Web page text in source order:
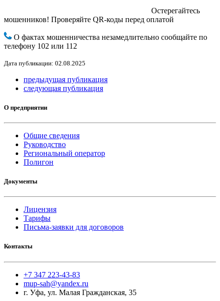
Остерегайтесь
мошенников! Проверяйте QR-коды перед оплатой
О фактах мошенничества незамедлительно сообщайте по
телефону 102 или 112
Дата публикации: 02.08.2025
предыдущая публикация
следующая публикация
О предприятии
Общие сведения
Руководство
Региональный оператор
Полигон
Документы
Лицензия
Тарифы
Письма-заявки для договоров
Контакты
+7 347 223-43-83
mup-sah@yandex.ru
г. Уфа, ул. Малая Гражданская, 35